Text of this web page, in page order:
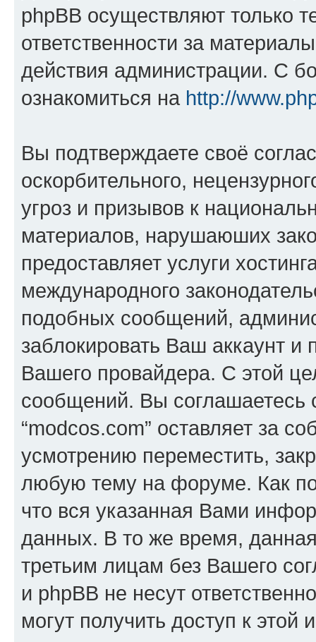
phpBB осуществляют только
ответственности за
действия администрации. С
ознакомиться на http://
Вы подтверждаете своё
оскорбительного,
угроз и призывов к
материалов, нарушаюших
предоставляет услуги
международного
подобных сообщений,
заблокировать Ваш аккаунт и
Вашего провайдера. С этой
сообщений. Вы соглашаетесь
“modcos.com” оставляет за
усмотрению переместить,
любую тему на форуме. Как
что вся указанная Вами
данных. В то же время,
третьим лицам без Вашего
и phpBB не несут
могут получить доступ к